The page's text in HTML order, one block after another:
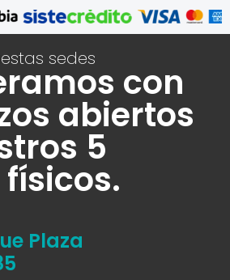
sedes
con
abiertos
5
Plaza